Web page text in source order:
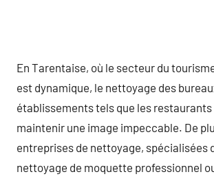
En Tarentaise, où le secteur du
est dynamique, le nettoyage des
établissements tels que les
maintenir une image impeccable. De
entreprises de nettoyage, spécialisées
nettoyage de moquette professionnel